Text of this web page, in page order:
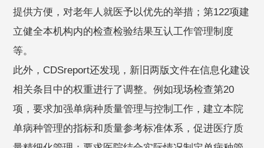
提供方便，对老年人就医予以优先的举措；第122项建
立健全本机构内的检查检验结果互认工作管理制度
等。
此外，CDSreport还发现，新旧两版文件在信息化建设
相关条目中的权重进行了调整。例如现场检查第20
项，要求加强单病种质量管理与控制工作，建立本院
单病种管理的指标和质量参考标准体系，促进医疗质